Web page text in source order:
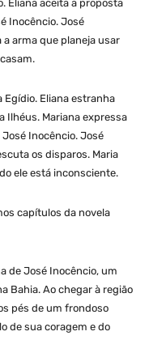
Eliana aceita a proposta
Inocêncio. José
arma que planeja usar
Egídio. Eliana estranha
Ilhéus. Mariana expressa
Inocêncio. José
os disparos. Maria
ele está inconsciente.
capítulos da novela
de José Inocêncio, um
Bahia. Ao chegar à região
pés de um frondoso
de sua coragem e do